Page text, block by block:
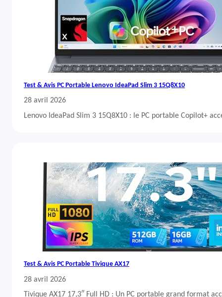
Test & Avis PC Portable Lenovo IdeaPad Slim 3 15Q8X10
28 avril 2026
Lenovo IdeaPad Slim 3 15Q8X10 : le PC portable Copilot+
Test & Avis PC Portable Tivique AX17
28 avril 2026
Tivique AX17 17,3″ Full HD : Un PC portable grand format